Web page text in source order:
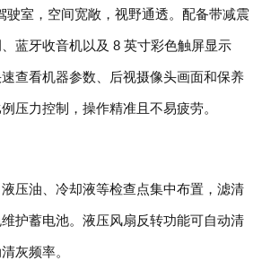
驶室，空间宽敞，视野通透。配备带减震
蓝牙收音机以及 8 英寸彩色触屏显示
查看机器参数、后视摄像头画面和保养
压力控制，操作精准且不易疲劳。
液压油、冷却液等检查点集中布置，滤清
护蓄电池。液压风扇反转功能可自动清
灰频率。